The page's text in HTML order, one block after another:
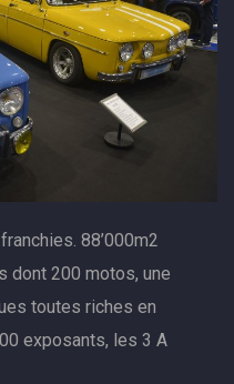
88’000m2
dont 200 motos, une
toutes riches en
exposants, les 3 A